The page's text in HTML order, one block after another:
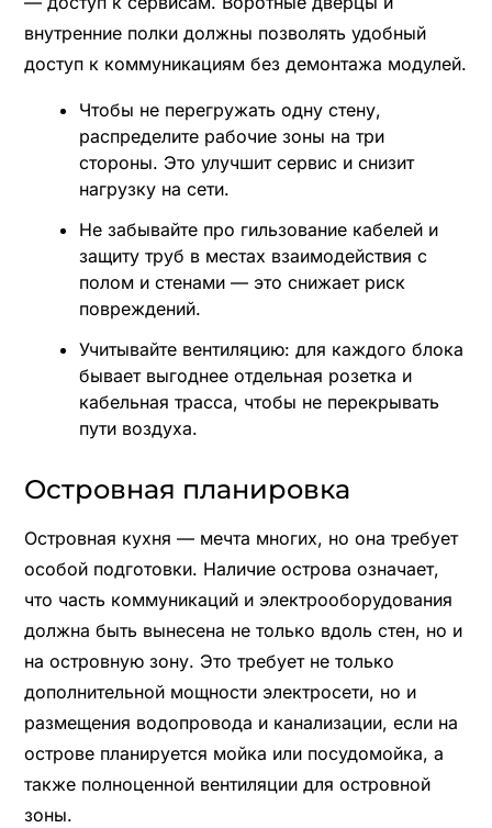
внутренние полки должны позволять удобный
доступ к коммуникациям без демонтажа модулей.
Чтобы не перегружать одну стену,
распределите рабочие зоны на три
стороны. Это улучшит сервис и снизит
нагрузку на сети.
Не забывайте про гильзование кабелей и
защиту труб в местах взаимодействия с
полом и стенами — это снижает риск
повреждений.
Учитывайте вентиляцию: для каждого блока
бывает выгоднее отдельная розетка и
кабельная трасса, чтобы не перекрывать
пути воздуха.
Островная планировка
Островная кухня — мечта многих, но она требует
особой подготовки. Наличие острова означает,
что часть коммуникаций и электрооборудования
должна быть вынесена не только вдоль стен, но и
на островную зону. Это требует не только
дополнительной мощности электросети, но и
размещения водопровода и канализации, если на
острове планируется мойка или посудомойка, а
также полноценной вентиляции для островной
зоны.